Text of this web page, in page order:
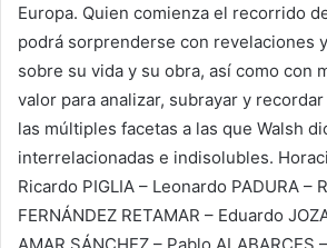
Europa. Quien comienza el recorrido
podrá sorprenderse con revelaciones
sobre su vida y su obra, así como con
valor para analizar, subrayar y
las múltiples facetas a las que Walsh
interrelacionadas e indisolubles.
Ricardo PIGLIA – Leonardo PADURA –
FERNÁNDEZ RETAMAR – Eduardo
AMAR SÁNCHEZ – Pablo ALABARCES